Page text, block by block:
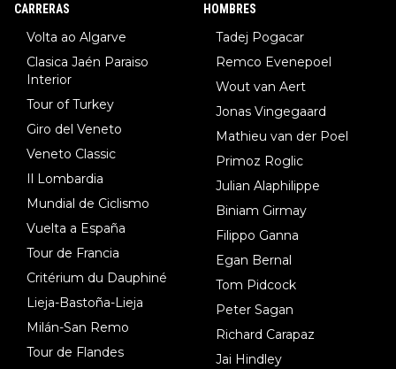
CARRERAS
Volta ao Algarve
Clasica Jaén Paraiso
Interior
Tour of Turkey
Giro del Veneto
Veneto Classic
Il Lombardia
Mundial de Ciclismo
Vuelta a España
Tour de Francia
Critérium du Dauphiné
Lieja-Bastoña-Lieja
Milán-San Remo
Tour de Flandes
HOMBRES
Tadej Pogacar
Remco Evenepoel
Wout van Aert
Jonas Vingegaard
Mathieu van der Poel
Primoz Roglic
Julian Alaphilippe
Biniam Girmay
Filippo Ganna
Egan Bernal
Tom Pidcock
Peter Sagan
Richard Carapaz
Jai Hindley